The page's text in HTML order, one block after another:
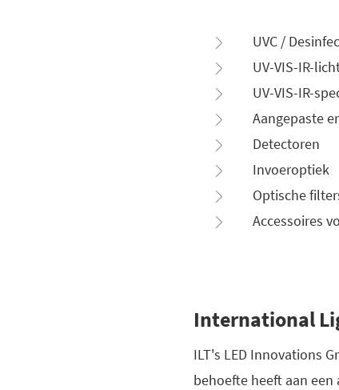
UVC /
UV-VIS-IR-
UV-VIS-IR-
Aangepaste
Detectoren
Invoeroptiek
Optische
Accessoires
International
ILT's LED Innovations
behoefte heeft aan